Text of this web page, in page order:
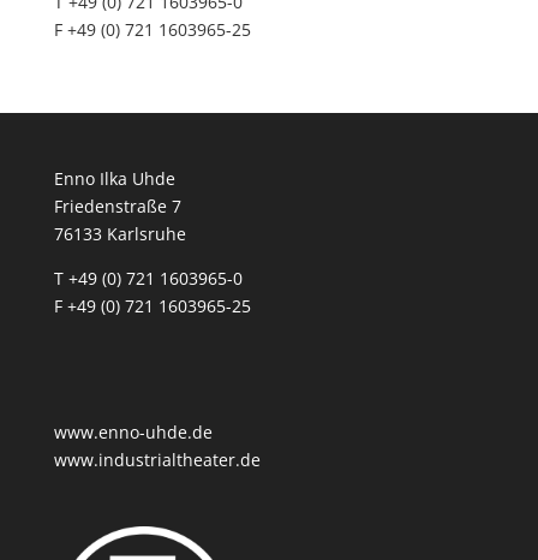
F +49 (0) 721 1603965-25
Enno Ilka Uhde
Friedenstraße 7
76133 Karlsruhe
T +49 (0) 721 1603965-0
F +49 (0) 721 1603965-25
www.enno-uhde.de
www.industrialtheater.de